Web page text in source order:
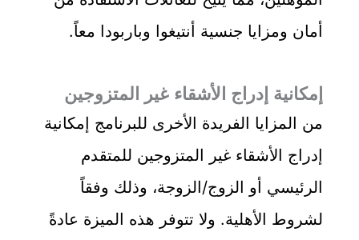
أمان ومزايا جنسية أنتيغوا وباربودا معاً.
إمكانية إدراج الأشقاء غير المتزوجين
من المزايا الفريدة الأخرى للبرنامج إمكانية
إدراج الأشقاء غير المتزوجين للمتقدم
الرئيسي أو الزوج/الزوجة، وذلك وفقاً
لشروط الأهلية. ولا تتوفر هذه الميزة عادةً